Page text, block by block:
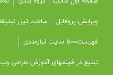
ویرایش پروفایل
ساخت تیزر
فهرست500 سایت نیازمندی
تبلیغ در فیلمهای آموزش طراحی